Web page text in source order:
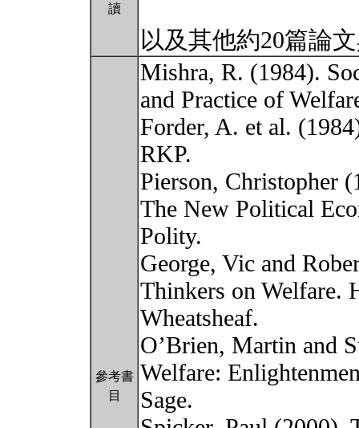
讀
以及其他約20篇論
參考書
目
Mishra, R. (1984).
and Practice of
Forder, A. et al.
RKP.
Pierson, Christopher
The New Political
Polity.
George, Vic and
Thinkers on Welfare.
Wheatsheaf.
O’Brien, Martin and
Welfare:
Sage.